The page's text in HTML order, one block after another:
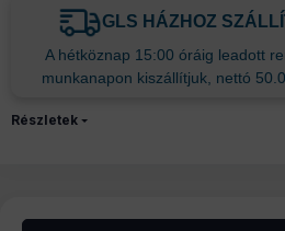
GLS HÁZHOZ
A hétköznap 15:00 óráig leadott
munkanapon kiszállítjuk, nettó
Részletek